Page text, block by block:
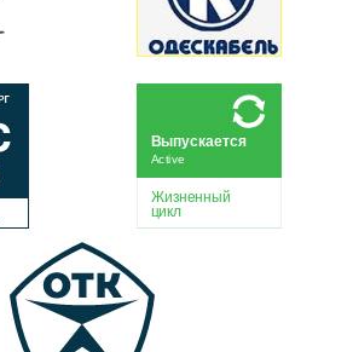
Жизненный
цикл
Active
Выпускается